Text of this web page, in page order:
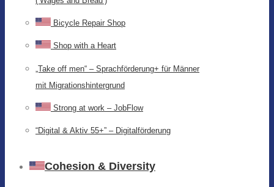
Bicycle Repair Shop
Shop with a Heart
„Take off men“ – Sprachförderung+ für Männer
mit Migrationshintergrund
Strong at work – JobFlow
“Digital & Aktiv 55+” – Digitalförderung
Cohesion & Diversity